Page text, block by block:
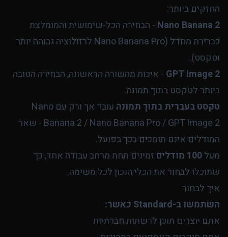
החזקים ביותר:
Nano Banana 2 - הבחירה הכל-שימושית והמומלצת
כברירת מחדל (Nano Banana Pro לרזולוציה גבוהה יותר
וטקסט).
GPT Image 2 - איכות מהשורה הראשונה, הבחירה הטובה
ביותר לטקסט בתוך תמונה.
טקסט בעברית בתוך תמונה
עובד אך ורק עם Nano
Banana 2 / Nano Banana Pro / GPT Image 2 - שאר
המודלים אינם תומכים בכך בפועל.
מעל100 מודלים
זמינים תחת מרחב עבודה אחד, כך
שתוכלו לבחור את הכלי הנכון לכל משימה.
איך לבחור
השתמשו ב-Standard כאשר:
אתם יוצרים תוכן לרשתות חברתיות